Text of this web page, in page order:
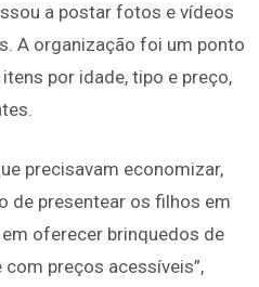
a postar fotos e vídeos
A organização foi um ponto
por idade, tipo e preço,
precisavam economizar,
de presentear os filhos em
oferecer brinquedos de
preços acessíveis”,